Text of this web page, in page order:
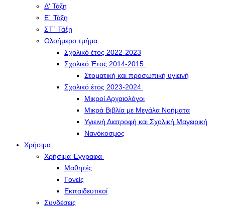
Δ' Τάξη
Ε΄ Τάξη
ΣΤ΄ Τάξη
Ολοήμερο τμήμα
Σχολικό έτος 2022-2023
Σχολικό Έτος 2014-2015
Στοματική και προσωπική υγιεινή
Σχολικό έτος 2023-2024
Μικροί Αρχαιολόγοι
Μικρά Βιβλία με Μεγάλα Νοήματα
Υγιεινή Διατροφή και Σχολική Μαγειρική
Νανόκοσμος
Χρήσιμα
Χρήσιμα Έγγραφα
Μαθητές
Γονείς
Εκπαιδευτικοί
Συνδέσεις